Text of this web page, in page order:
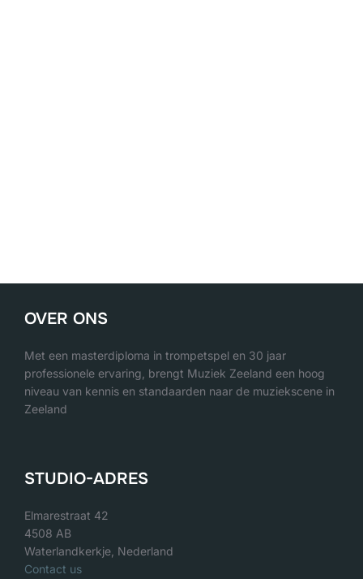
OVER ONS
Met een masterdiploma in trompetspel en 30 jaar
professionele ervaring, brengt Muziek Zeeland een hoog
niveau van kennis en standaarden naar de muziekscene in
Zeeland
STUDIO-ADRES
Elmarestraat 42
4508 AB
Waterlandkerkje, Nederland
Contact us